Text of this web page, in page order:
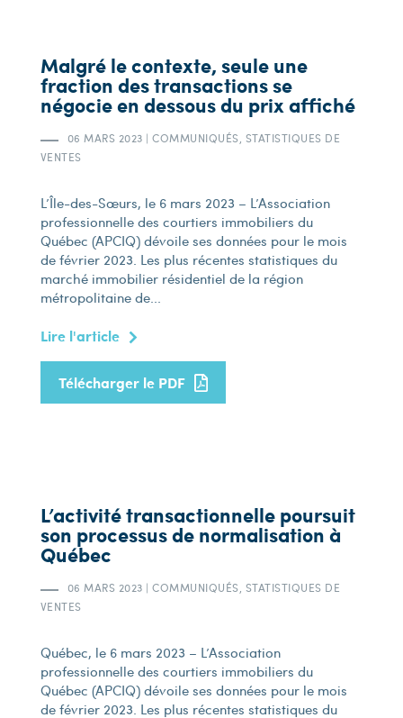
Malgré le contexte, seule une
fraction des transactions se
négocie en dessous du prix affiché
06 MARS 2023 | COMMUNIQUÉS, STATISTIQUES DE
VENTES
L’Île-des-Sœurs, le 6 mars 2023 – L’Association
professionnelle des courtiers immobiliers du
Québec (APCIQ) dévoile ses données pour le mois
de février 2023. Les plus récentes statistiques du
marché immobilier résidentiel de la région
métropolitaine de...
Lire l'article
Télécharger le PDF
L’activité transactionnelle poursuit
son processus de normalisation à
Québec
06 MARS 2023 | COMMUNIQUÉS, STATISTIQUES DE
VENTES
Québec, le 6 mars 2023 – L’Association
professionnelle des courtiers immobiliers du
Québec (APCIQ) dévoile ses données pour le mois
de février 2023. Les plus récentes statistiques du